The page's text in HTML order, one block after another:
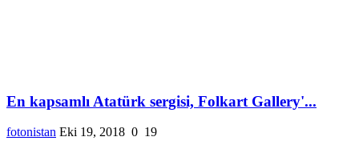
En kapsamlı Atatürk sergisi, Folkart Gallery'...
fotonistan Eki 19, 2018 0 19